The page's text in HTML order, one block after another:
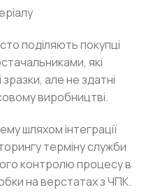
поділяють покупці
які
але не здатні
виробництві.
шляхом інтеграції
терміну служби
контролю процесу в
на верстатах з ЧПК.